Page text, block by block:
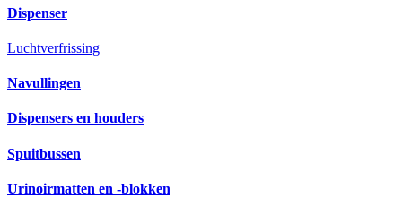
Dispenser
Luchtverfrissing
Navullingen
Dispensers en houders
Spuitbussen
Urinoirmatten en -blokken